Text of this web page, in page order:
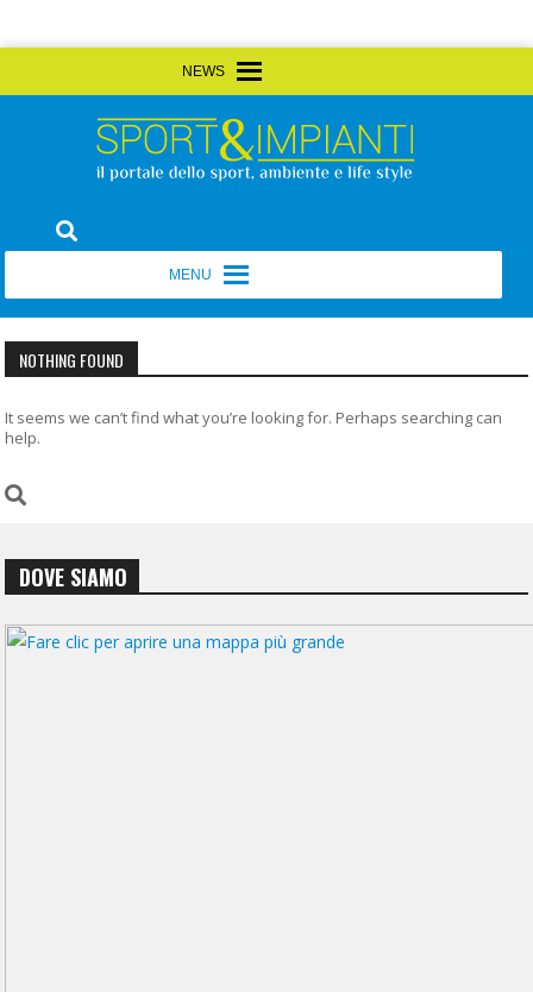
to
Sport&Impianti
NOTHING FOUND
It seems we can’t find what you’re looking for. Perhaps searching can
help.
DOVE SIAMO